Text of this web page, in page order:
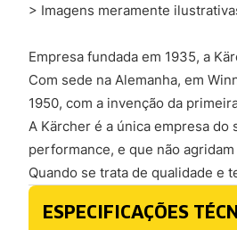
> Imagens meramente
Empresa fundada em 1935, a
Com sede na Alemanha, em
1950, com a invenção da
A Kärcher é a única empresa
performance, e que não
Quando se trata de qualidade e
ESPECIFICAÇÕES